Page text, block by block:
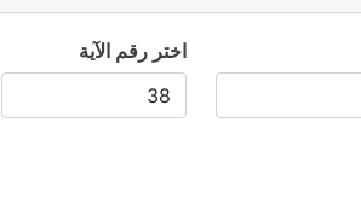
اختر رقم الآية